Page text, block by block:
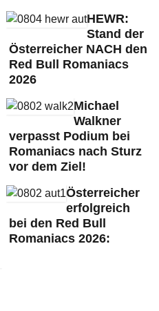
HEWR:
Stand der
Österreicher NACH den
Red Bull Romaniacs
2026
Michael
Walkner
verpasst Podium bei
Romaniacs nach Sturz
vor dem Ziel!
Österreicher
erfolgreich
bei den Red Bull
Romaniacs 2026: